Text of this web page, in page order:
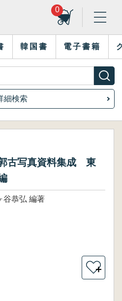
0
韓国書 電子書籍
細検索
古写真資料集成 東
谷恭弘 編著
＋